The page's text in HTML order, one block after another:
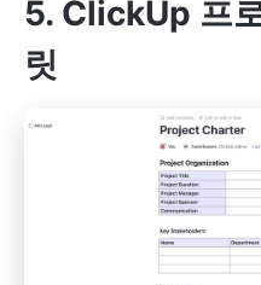
5. ClickUp 프
릿